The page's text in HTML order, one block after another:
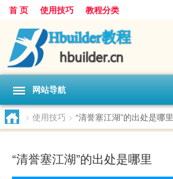
首 页 使用技巧 教程分类
网站导航
> 使用技巧 > “清誉塞江湖”的出处是哪里
“清誉塞江湖”的出处是哪里